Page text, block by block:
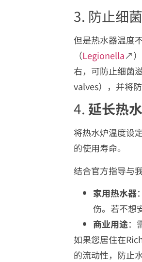
3. 防止细
但是热水器温度
（Legionella↗）
右，可防止细菌
valves），并将
4. 延长热
将热水炉温度设
的使用寿命。
结合官方指导与
家用热水器
伤。若不想
商业用途：
如果您居住在
的流动性，防止